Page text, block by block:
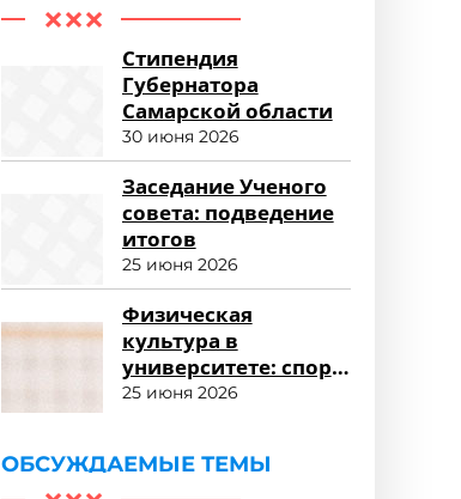
Стипендия
Губернатора
Самарской области
30 июня 2026
Заседание Ученого
совета: подведение
итогов
25 июня 2026
Физическая
культура в
университете: спорт
и здоровый образ
25 июня 2026
ОБСУЖДАЕМЫЕ ТЕМЫ